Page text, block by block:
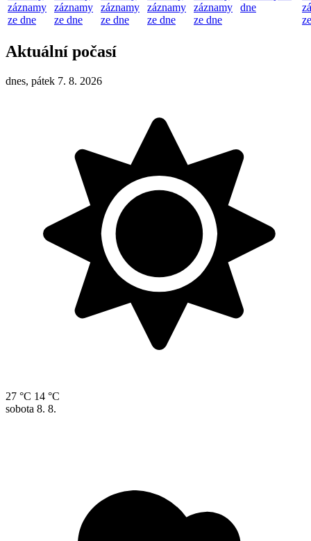
záznamy
ze dne
záznamy
ze dne
záznamy
ze dne
záznamy
ze dne
záznamy
ze dne
dne
Aktuální počasí
dnes, pátek 7. 8. 2026
27 °C 14 °C
sobota 8. 8.